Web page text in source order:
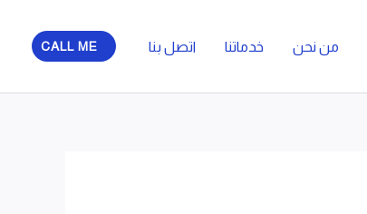
من نحن خدماتنا اتصل بنا CALL ME